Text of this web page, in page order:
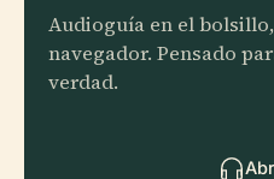
Audioguía en el
navegador. Pensado
verdad.